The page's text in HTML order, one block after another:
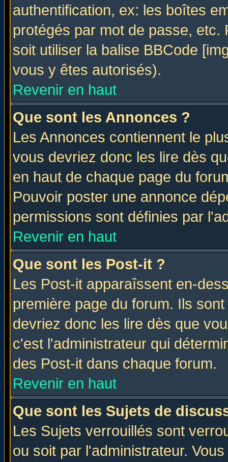
authentification, ex: les boîtes
protégés par mot de passe,
soit utiliser la balise BBCode
vous y êtes autorisés).
Revenir en haut
Que sont les Annonces ?
Les Annonces contiennent le
vous devriez donc les lire dès
en haut de chaque page du
Pouvoir poster une annonce
permissions sont définies par
Revenir en haut
Que sont les Post-it ?
Les Post-it apparaîssent en-
première page du forum. Ils
devriez donc les lire dès que
c'est l'administrateur qui
des Post-it dans chaque forum.
Revenir en haut
Que sont les Sujets de
Les Sujets verrouillés sont
ou soit par l'administrateur.